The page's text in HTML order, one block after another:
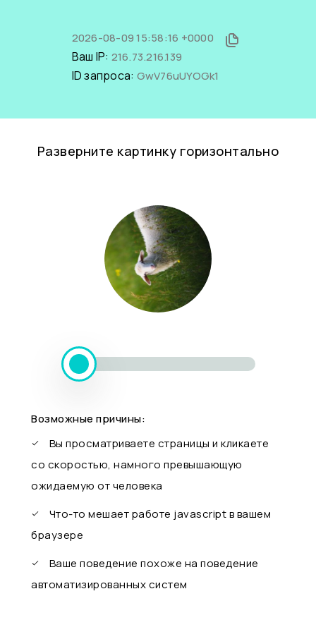
2026-08-09 15:58:16 +0000
Ваш IP: 216.73.216.139
ID запроса: GwV76uUYOGk1
Разверните картинку горизонтально
Возможные причины:
Вы просматриваете страницы и кликаете
со скоростью, намного превышающую
ожидаемую от человека
Что-то мешает работе javascript в вашем
браузере
Ваше поведение похоже на поведение
автоматизированных систем